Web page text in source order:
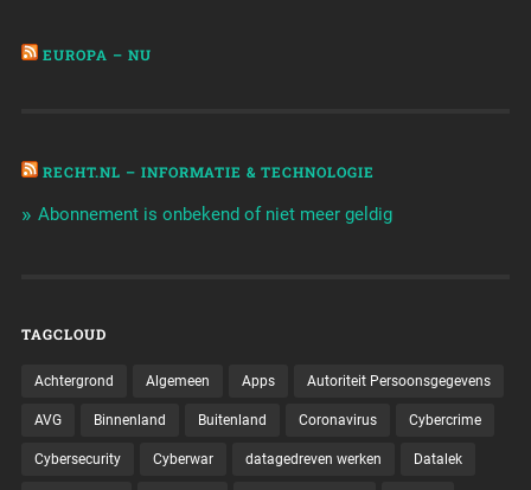
EUROPA – NU
RECHT.NL – INFORMATIE & TECHNOLOGIE
Abonnement is onbekend of niet meer geldig
TAGCLOUD
Achtergrond Algemeen Apps Autoriteit Persoonsgegevens
AVG Binnenland Buitenland Coronavirus Cybercrime
Cybersecurity Cyberwar datagedreven werken Datalek